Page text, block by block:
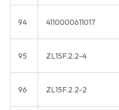
94 4110000611017
95 ZL15F.2.2-4
96 ZL15F.2.2-2